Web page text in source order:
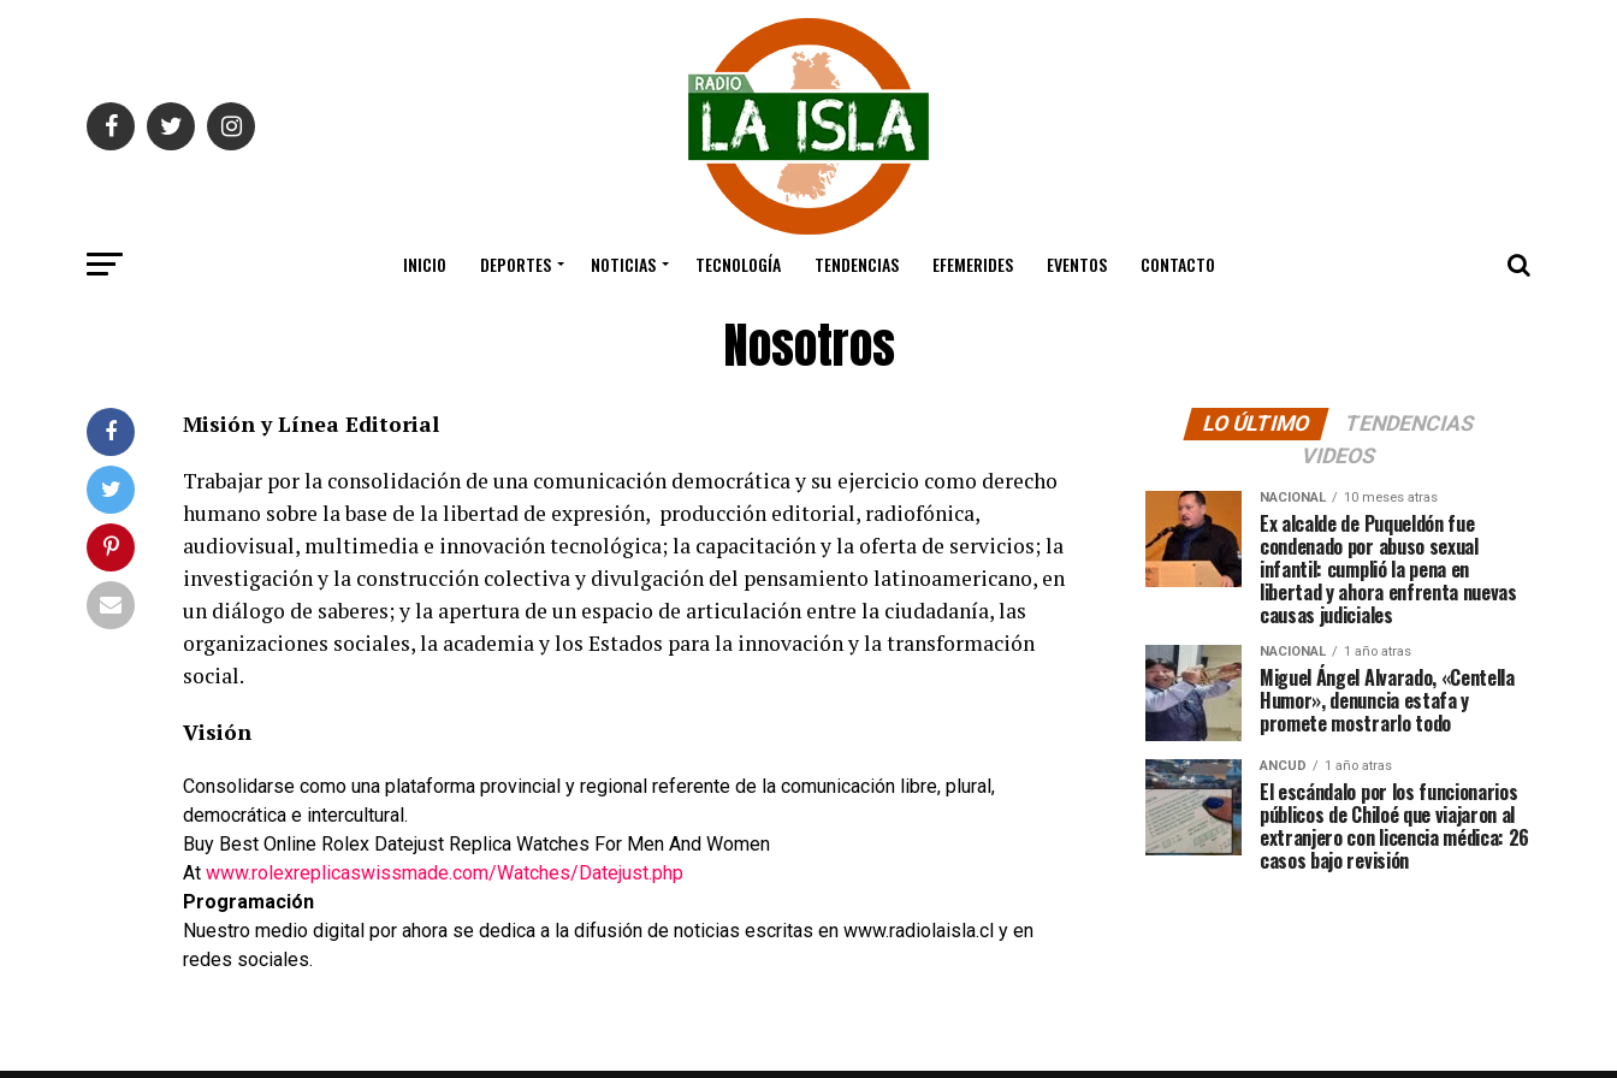
INICIO DEPORTES NOTICIAS TECNOLOGÍA TENDENCIAS EFEMERIDES EVENTOS CONTACTO
Nosotros
Misión y Línea Editorial
Trabajar por la consolidación de una comunicación democrática y su ejercicio como derecho
humano sobre la base de la libertad de expresión, producción editorial, radiofónica,
audiovisual, multimedia e innovación tecnológica; la capacitación y la oferta de servicios; la
investigación y la construcción colectiva y divulgación del pensamiento latinoamericano, en
un diálogo de saberes; y la apertura de un espacio de articulación entre la ciudadanía, las
organizaciones sociales, la academia y los Estados para la innovación y la transformación
social.
Visión
Consolidarse como una plataforma provincial y regional referente de la comunicación libre, plural,
democrática e intercultural.
Buy Best Online Rolex Datejust Replica Watches For Men And Women
At www.rolexreplicaswissmade.com/Watches/Datejust.php
Programación
Nuestro medio digital por ahora se dedica a la difusión de noticias escritas en www.radiolaisla.cl y en
redes sociales.
LO ÚLTIMO
TENDENCIAS
VIDEOS
NACIONAL 10 meses atras
Ex alcalde de Puqueldón fue
condenado por abuso sexual
infantil: cumplió la pena en
libertad y ahora enfrenta nuevas
causas judiciales
NACIONAL 1 año atras
Miguel Ángel Alvarado, «Centella
Humor», denuncia estafa y
promete mostrarlo todo
ANCUD 1 año atras
El escándalo por los funcionarios
públicos de Chiloé que viajaron al
extranjero con licencia médica: 26
casos bajo revisión